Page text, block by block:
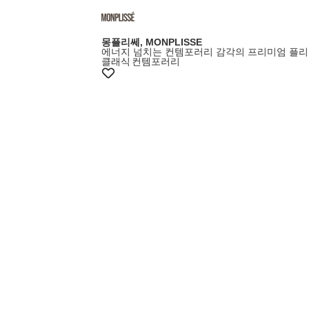
몽플리쎄, MONPLISSE
에너지 넘치는 컨템포러리 감각의 프리미엄 플
클래식 컨템포러리